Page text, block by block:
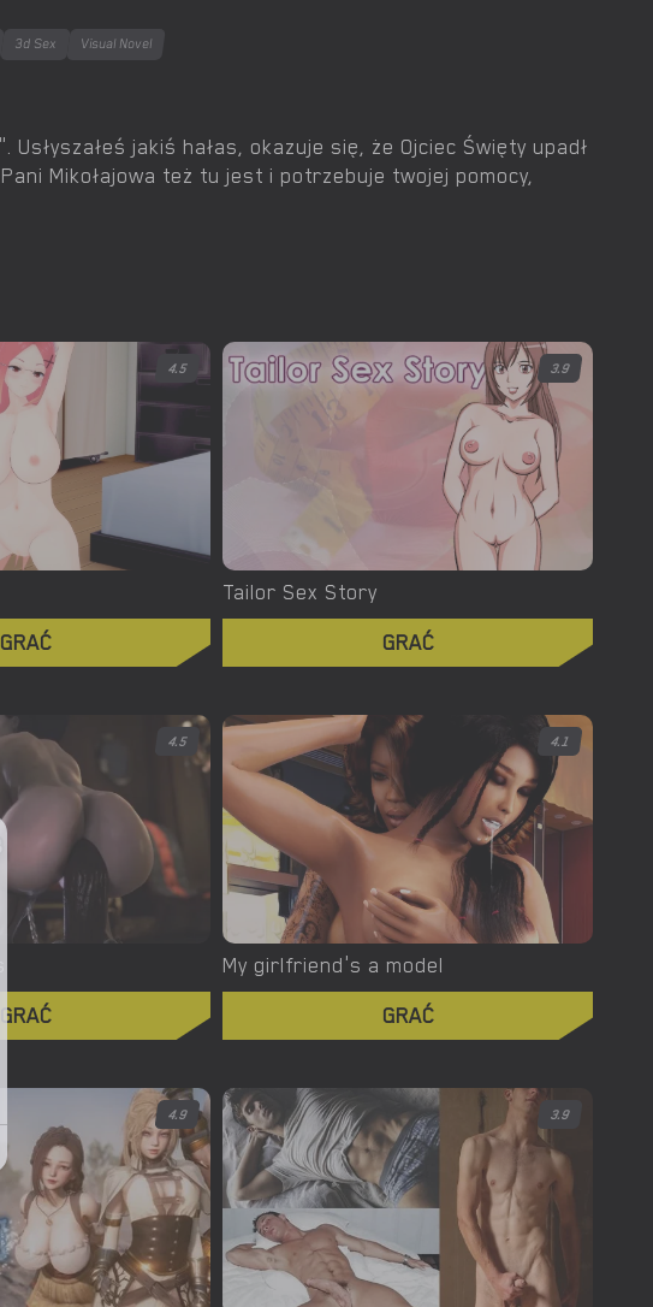
3d Sex Visual Novel
jakiś hałas, okazuje się, że Ojciec Święty upadł
Mikołajowa też tu jest i potrzebuje twojej pomocy,
4.5
GRAĆ
3.9
Tailor Sex Story
GRAĆ
4.5
GRAĆ
4.1
My girlfriend's a model
GRAĆ
4.9 3.9